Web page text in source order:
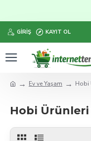
GIRIŞ KAYIT OL
Ev ve Yaşam Hobi
Hobi Ürünleri